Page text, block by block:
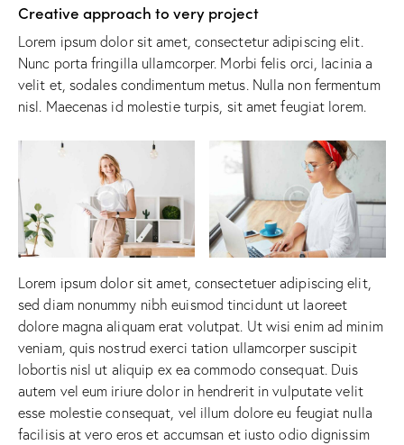
Creative approach to very project
Lorem ipsum dolor sit amet, consectetur adipiscing elit.
Nunc porta fringilla ullamcorper. Morbi felis orci, lacinia a
velit et, sodales condimentum metus. Nulla non fermentum
nisl. Maecenas id molestie turpis, sit amet feugiat lorem.
Lorem ipsum dolor sit amet, consectetuer adipiscing elit,
sed diam nonummy nibh euismod tincidunt ut laoreet
dolore magna aliquam erat volutpat. Ut wisi enim ad minim
veniam, quis nostrud exerci tation ullamcorper suscipit
lobortis nisl ut aliquip ex ea commodo consequat. Duis
autem vel eum iriure dolor in hendrerit in vulputate velit
esse molestie consequat, vel illum dolore eu feugiat nulla
facilisis at vero eros et accumsan et iusto odio dignissim